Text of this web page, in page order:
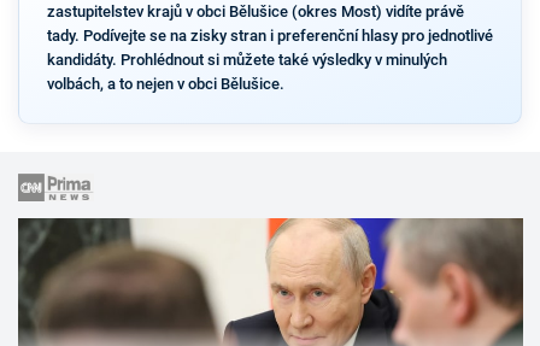
zastupitelstev krajů v obci Bělušice (okres Most) vidíte právě
tady. Podívejte se na zisky stran i preferenční hlasy pro jednotlivé
kandidáty. Prohlédnout si můžete také výsledky v minulých
volbách, a to nejen v obci Bělušice.